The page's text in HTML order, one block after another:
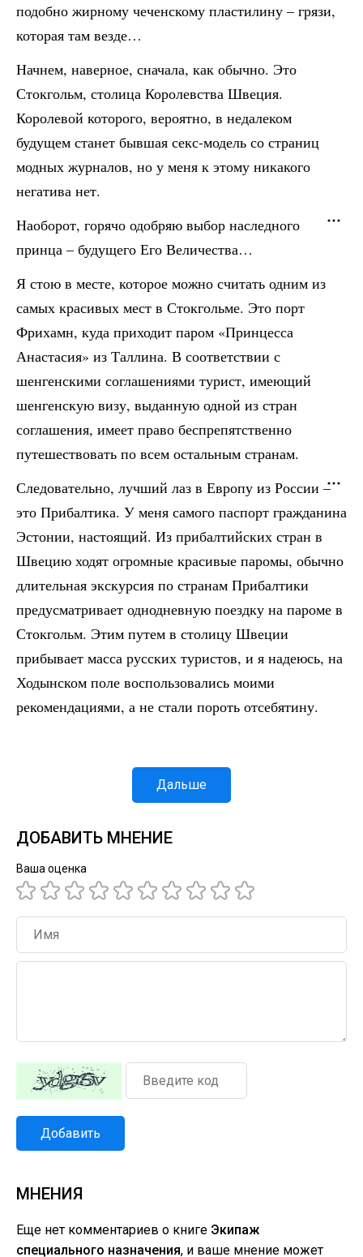
подобно жирному чеченскому пластилину – грязи,
которая там везде…
Начнем, наверное, сначала, как обычно. Это
Стокгольм, столица Королевства Швеция.
Королевой которого, вероятно, в недалеком
будущем станет бывшая секс-модель со страниц
модных журналов, но у меня к этому никакого
негатива нет.
Наоборот, горячо одобряю выбор наследного
принца – будущего Его Величества…
Я стою в месте, которое можно считать одним из
самых красивых мест в Стокгольме. Это порт
Фрихамн, куда приходит паром «Принцесса
Анастасия» из Таллина. В соответствии с
шенгенскими соглашениями турист, имеющий
шенгенскую визу, выданную одной из стран
соглашения, имеет право беспрепятственно
путешествовать по всем остальным странам.
Следовательно, лучший лаз в Европу из России –
это Прибалтика. У меня самого паспорт гражданина
Эстонии, настоящий. Из прибалтийских стран в
Швецию ходят огромные красивые паромы, обычно
длительная экскурсия по странам Прибалтики
предусматривает однодневную поездку на пароме в
Стокгольм. Этим путем в столицу Швеции
прибывает масса русских туристов, и я надеюсь, на
Ходынском поле воспользовались моими
рекомендациями, а не стали пороть отсебятину.
Дальше
ДОБАВИТЬ МНЕНИЕ
Ваша оценка
Добавить
МНЕНИЯ
Еще нет комментариев о книге Экипаж
специального назначения, и ваше мнение может